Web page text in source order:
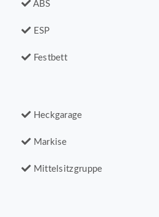
ABS
ESP
Festbett
Heckgarage
Markise
Mittelsitzgruppe